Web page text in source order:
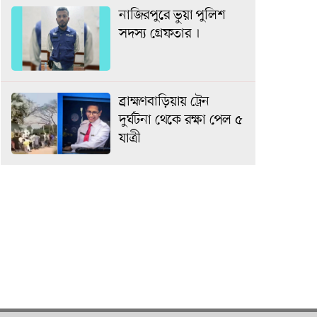
সময়
গত
অন্য
জন
নাজিরপুরে ভুয়া পুলিশ
সদস্য গ্রেফতার ।
ব্রাহ্মণবাড়িয়ায় ট্রেন
দুর্ঘটনা থেকে রক্ষা পেল ৫
যাত্রী